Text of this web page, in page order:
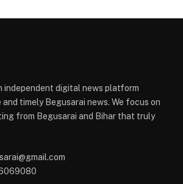
independent digital news platform
timely Begusarai news. We focus on
from Begusarai and Bihar that truly